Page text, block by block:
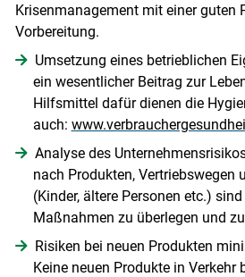
Krisenmanagement mit einer guten
Vorbereitung.
Umsetzung eines betrieblichen
ein wesentlicher Beitrag zur
Hilfsmittel dafür dienen die
auch:
Analyse des
nach Produkten, Vertriebswegen
(Kinder, ältere Personen etc.)
Maßnahmen zu überlegen und
Risiken bei neuen Produkten
Keine neuen Produkte in Verkehr